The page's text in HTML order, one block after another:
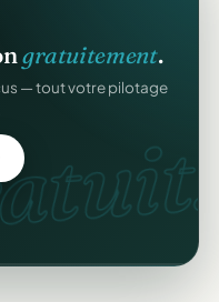
gratuitement.
— tout votre pilotage